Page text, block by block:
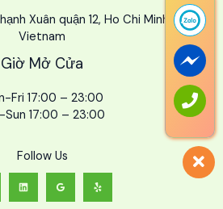
Xuân quận 12, Ho Chi Minh City,
Vietnam
Giờ Mở Cửa
Fri 17:00 – 23:00
17:00 – 23:00
Follow Us